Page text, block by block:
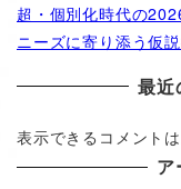
超・個別化時代の
ニーズに寄り添う仮
最近
表示できるコメントは
ア